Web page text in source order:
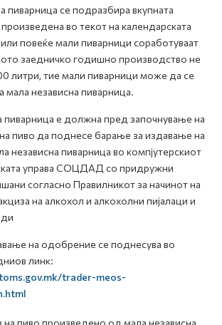
пиварница се подразбира вкупната
во текот на календарската
повеќе мали пиварници соработуваат
заедничко годишно производство не
литри, тие мали пиварници може да се
мала независна пиварница.
пиварница е должна пред започнување на
пиво да поднесе барање за издавање на
независна пиварница во компјутерскиот
управа СОЦДАД со придружни
согласно Правилникот за начинот на
на алкохол и алкохолни пијалаци и
на одобрение се поднесува во
линк:
trader-meos-
на пиво произведено од мала независна